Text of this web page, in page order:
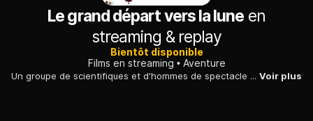
Le grand départ vers la lune en
streaming & replay
Bientôt disponible
Films en streaming
Aventure
Un groupe de scientifiques et d'hommes de spectacle tentent d'envoyer une fusée vers la Lune. Mais le projet est contrecarré par des esprits malhonnêtes. Voir plus